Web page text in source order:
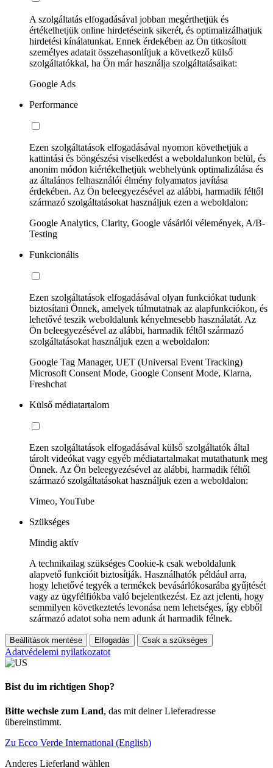
A szolgáltatás elfogadásával jobban megérthetjük és
értékelhetjük online hirdetéseink sikerét, és optimalizálhatjuk
hirdetési kínálatunkat. Ennek érdekében az Ön titkosított
személyes adatait összehasonlítjuk a következő külső
szolgáltatókkal, ha Ön már használja szolgáltatásaikat:
Google Ads
Performance
Ezen szolgáltatások elfogadásával nyomon követhetjük a
kattintási és böngészési viselkedést a weboldalunkon belül, és
anonim módon kiértékelhetjük webhelyünk optimalizálása és
az általános felhasználói élmény folyamatos javítása
érdekében. Az Ön beleegyezésével az alábbi, harmadik féltől
származó szolgáltatásokat használjuk ezen a weboldalon:
Google Analytics, Clarity, Google vásárlói vélemények, A/B-
Testing
Funkcionális
Ezen szolgáltatások elfogadásával olyan funkciókat tudunk
biztosítani Önnek, amelyek túlmutatnak az alapfunkciókon, és
lehetővé teszik weboldalunk kényelmesebb használatát. Az
Ön beleegyezésével az alábbi, harmadik féltől származó
szolgáltatásokat használjuk ezen a weboldalon:
Google Tag Manager, UET (Universal Event Tracking)
Microsoft Consent Mode, Google Consent Mode, Klarna,
Freshchat
Külső médiatartalom
Ezen szolgáltatások elfogadásával külső szolgáltatók által
tárolt videókat vagy egyéb médiatartalmakat mutathatunk meg
Önnek. Az Ön beleegyezésével az alábbi, harmadik féltől
származó szolgáltatásokat használjuk ezen a weboldalon:
Vimeo, YouTube
Szükséges
Mindig aktív
A technikailag szükséges Cookie-k csak weboldalunk
alapvető funkcióit biztosítják. Használhatók például arra,
hogy lehetővé tegyék a termékek bevásárlókosarába gyűjtését
vagy az ügyfélfiókba való bejelentkezést. Ez azt jelenti, hogy
semmilyen következtetés levonása nem lehetséges, így ebből
származó adatot soha nem adunk át harmadik félnek.
Beállítások mentése Elfogadás Csak a szükséges
Adatvédelemi nyilatkozatot
Bist du im richtigen Shop?
Bitte wechsle zum Land, das mit deiner Lieferadresse
übereinstimmt.
Zu Ecco Verde International (English)
Anderes Lieferland wählen